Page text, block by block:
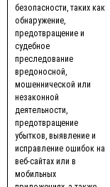
безопасности, таких как
обнаружение,
предотвращение и
судебное
преследование
вредоносной,
мошеннической или
незаконной
деятельности,
предотвращение
убытков, выявление и
исправление ошибок на
веб-сайтах или в
мобильных